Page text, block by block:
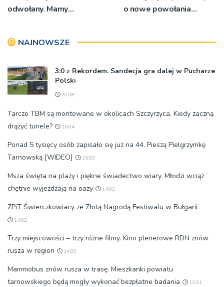
odwołany. Mamy
o nowe powołania
NAJNOWSZE
3:0 z Rekordem. Sandecja gra dalej w Pucharze
Polski
20:08
Tarcze TBM są montowane w okolicach Szczyrzyca. Kiedy zaczną
drążyć tunele?
16:04
Ponad 5 tysięcy osób zapisało się już na 44. Pieszą Pielgrzymkę
Tarnowską [WIDEO]
15:03
Msza święta na plaży i piękne świadectwo wiary. Młodzi wciąż
chętnie wyjeżdżają na oazy
14:02
ZPiT Świerczkowiacy ze Złotą Nagrodą Festiwalu w Bułgarii
14:02
Trzy miejscowości – trzy różne filmy. Kino plenerowe RDN znów
rusza w region
14:02
Mammobus znów rusza w trasę. Mieszkanki powiatu
tarnowskiego będą mogły wykonać bezpłatne badania
13:01